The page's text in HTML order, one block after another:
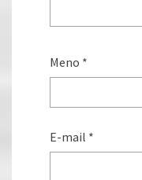
Meno *
E-mail *